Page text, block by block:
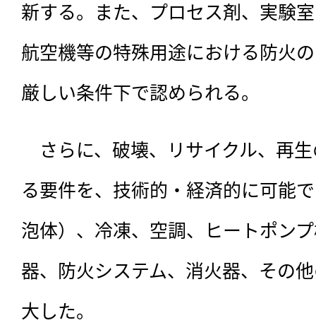
新する。また、プロセス剤、実験
航空機等の特殊用途における防火
厳しい条件下で認められる。
さらに、破壊、リサイクル、再
る要件を、技術的・経済的に可能
泡体）、冷凍、空調、ヒートポン
器、防火システム、消火器、その
大した。